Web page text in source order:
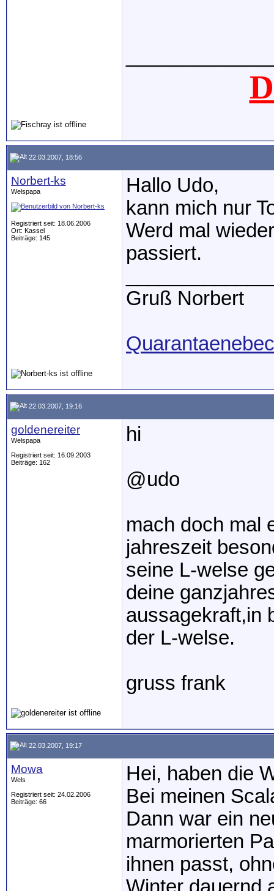
22.03.2007, 18:56
Norbert-ks
Welspapa
Registriert seit: 18.06.2006
Ort: Kassel
Beiträge: 145
Hallo Udo,
kann mich nur
Werd mal
passiert.
Gruß Norbert
22.03.2007, 19:16
goldenereiter
Welspapa
Registriert seit: 16.09.2003
Beiträge: 162
hi
@udo
mach doch mal
jahreszeit
seine L-welse
deine
aussagekraft,in
der L-welse.
gruss frank
22.03.2007, 19:17
Mowa
Wels
Registriert seit: 24.02.2006
Beiträge: 66
Hei, haben die
Bei meinen
Dann war ein
marmorierten
ihnen passt,